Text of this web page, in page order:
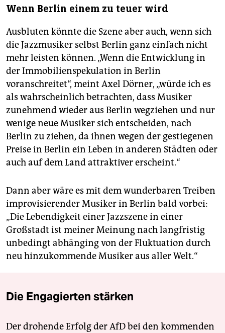
Wenn Berlin einem zu teuer wird
Ausbluten könnte die Szene aber auch, wenn sich
die Jazzmusiker selbst Berlin ganz einfach nicht
mehr leisten können. „Wenn die Entwicklung in
der Immobilienspekulation in Berlin
voranschreitet“, meint Axel Dörner, „würde ich es
als wahrscheinlich betrachten, dass Musiker
zunehmend wieder aus Berlin wegziehen und nur
wenige neue Musiker sich entscheiden, nach
Berlin zu ziehen, da ihnen wegen der gestiegenen
Preise in Berlin ein Leben in anderen Städten oder
auch auf dem Land attraktiver erscheint.“
Dann aber wäre es mit dem wunderbaren Treiben
improvisierender Musiker in Berlin bald vorbei:
„Die Lebendigkeit einer Jazzszene in einer
Großstadt ist meiner Meinung nach langfristig
unbedingt abhänging von der Fluktuation durch
neu hinzukommende Musiker aus aller Welt.“
Die Engagierten stärken
Der drohende Erfolg der AfD bei den kommenden